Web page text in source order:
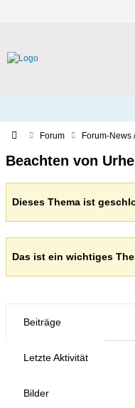
Forum Forum-News
Beachten von
Dieses Thema ist
Das ist ein wichtiges
Beiträge
Letzte Aktivität
Bilder